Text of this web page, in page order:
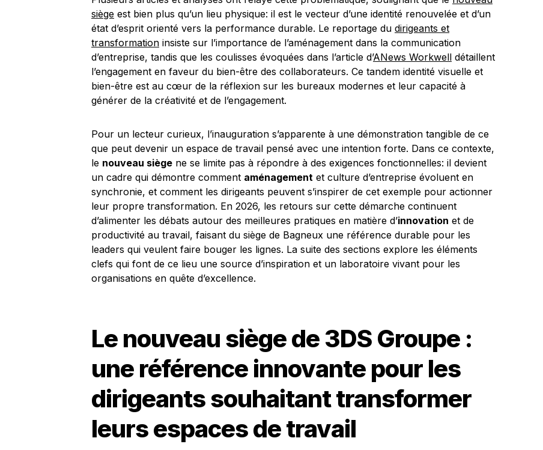
siège est bien plus qu’un lieu physique: il est le vecteur d’une identité renouvelée et d’un
état d’esprit orienté vers la performance durable. Le reportage du dirigeants et
transformation insiste sur l’importance de l’aménagement dans la communication
d’entreprise, tandis que les coulisses évoquées dans l’article d’ANews Workwell détaillent
l’engagement en faveur du bien-être des collaborateurs. Ce tandem identité visuelle et
bien-être est au cœur de la réflexion sur les bureaux modernes et leur capacité à
générer de la créativité et de l’engagement.
Pour un lecteur curieux, l’inauguration s’apparente à une démonstration tangible de ce
que peut devenir un espace de travail pensé avec une intention forte. Dans ce contexte,
le nouveau siège ne se limite pas à répondre à des exigences fonctionnelles: il devient
un cadre qui démontre comment aménagement et culture d’entreprise évoluent en
synchronie, et comment les dirigeants peuvent s’inspirer de cet exemple pour actionner
leur propre transformation. En 2026, les retours sur cette démarche continuent
d’alimenter les débats autour des meilleures pratiques en matière d’innovation et de
productivité au travail, faisant du siège de Bagneux une référence durable pour les
leaders qui veulent faire bouger les lignes. La suite des sections explore les éléments
clefs qui font de ce lieu une source d’inspiration et un laboratoire vivant pour les
organisations en quête d’excellence.
Le nouveau siège de 3DS Groupe :
une référence innovante pour les
dirigeants souhaitant transformer
leurs espaces de travail